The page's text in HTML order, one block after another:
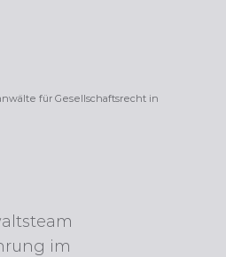
für Gesellschaftsrecht in
im